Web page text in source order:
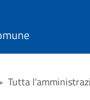
Tutta